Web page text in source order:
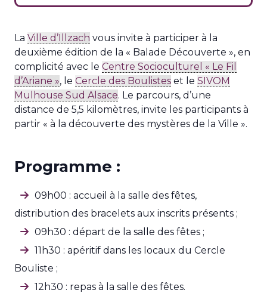
La Ville d’Illzach vous invite à participer à la
deuxième édition de la « Balade Découverte », en
complicité avec le Centre Socioculturel « Le Fil
d’Ariane », le Cercle des Boulistes et le SIVOM
Mulhouse Sud Alsace. Le parcours, d’une
distance de 5,5 kilomètres, invite les participants à
partir « à la découverte des mystères de la Ville ».
Programme :
09h00 : accueil à la salle des fêtes,
distribution des bracelets aux inscrits présents ;
09h30 : départ de la salle des fêtes ;
11h30 : apéritif dans les locaux du Cercle
Bouliste ;
12h30 : repas à la salle des fêtes.